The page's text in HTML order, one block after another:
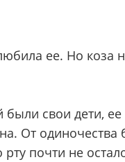
ее. Но коза
свои дети,
От одиночества
почти не